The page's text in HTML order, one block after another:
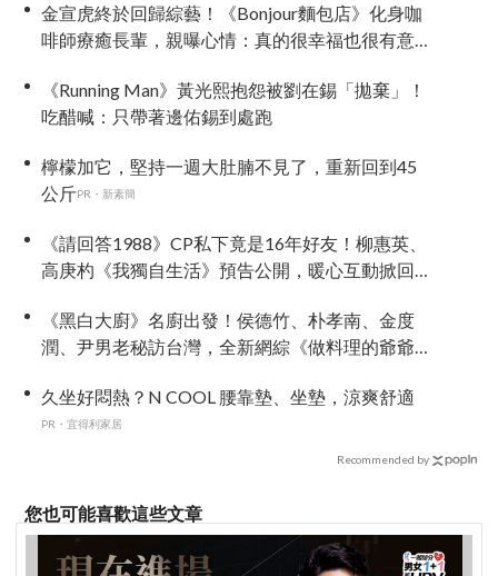
金宣虎終於回歸綜藝！《Bonjour麵包店》化身咖
啡師療癒長輩，親曝心情：真的很幸福也很有意
《Running Man》黃光熙抱怨被劉在錫「拋棄」！
吃醋喊：只帶著邊佑錫到處跑
檸檬加它，堅持一週大肚腩不見了，重新回到45
公斤PR・新素簡
《請回答1988》CP私下竟是16年好友！柳惠英、
高庚杓《我獨自生活》預告公開，暖心互動掀回
《黑白大廚》名廚出發！侯德竹、朴孝南、金度
潤、尹男老秘訪台灣，全新網綜《做料理的爺爺
久坐好悶熱？N COOL 腰靠墊、坐墊，涼爽舒適
PR・宜得利家居
Recommended by
您也可能喜歡這些文章